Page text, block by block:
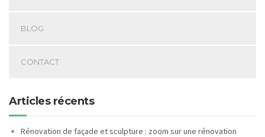
BLOG
CONTACT
Articles récents
Rénovation de façade et sculpture : zoom sur une rénovation